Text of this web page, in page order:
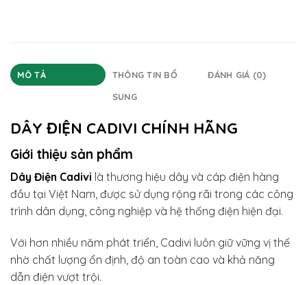
MÔ TẢ
THÔNG TIN BỔ
SUNG
ĐÁNH GIÁ (0)
DÂY ĐIỆN CADIVI CHÍNH HÃNG
Giới thiệu sản phẩm
Dây Điện Cadivi là thương hiệu dây và cáp điện hàng
đầu tại Việt Nam, được sử dụng rộng rãi trong các công
trình dân dụng, công nghiệp và hệ thống điện hiện đại.
Với hơn nhiều năm phát triển, Cadivi luôn giữ vững vị thế
nhờ chất lượng ổn định, độ an toàn cao và khả năng
dẫn điện vượt trội.